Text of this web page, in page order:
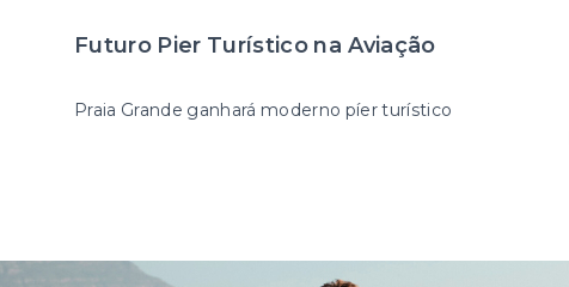
Futuro Pier Turístico na Aviação
Praia Grande ganhará moderno píer turístico